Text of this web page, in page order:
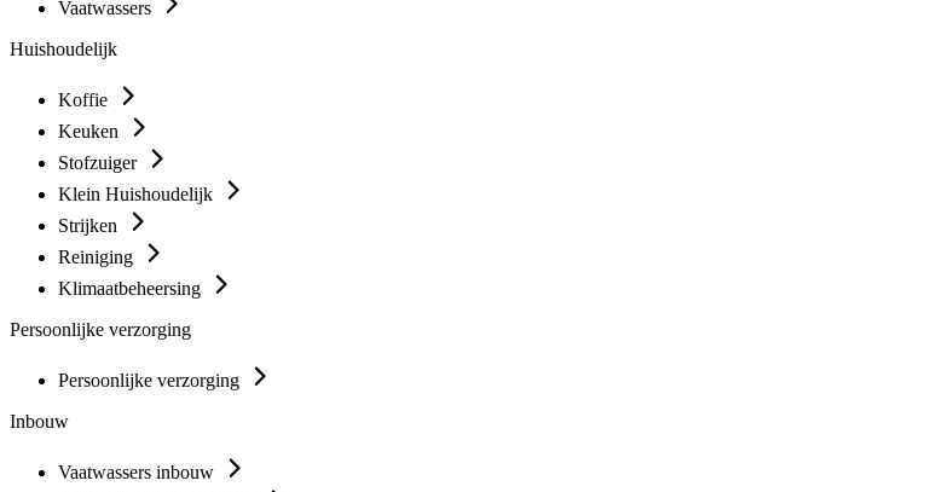
Vaatwassers
Huishoudelijk
Koffie
Keuken
Stofzuiger
Klein Huishoudelijk
Strijken
Reiniging
Klimaatbeheersing
Persoonlijke verzorging
Persoonlijke verzorging
Inbouw
Vaatwassers inbouw